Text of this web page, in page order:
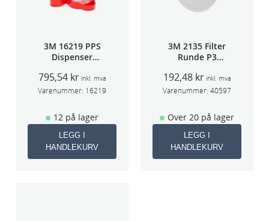
3M 16219 PPS
Dispenser
(Large,Std og
Midi)
795,54 kr inkl. mva
Varenummer: 16219
12 på lager
LEGG I
HANDLEKURV
3M 2135 Filter
Runde P3
192,48 kr inkl. mva
Varenummer: 40597
Over 20 på lager
LEGG I
HANDLEKURV